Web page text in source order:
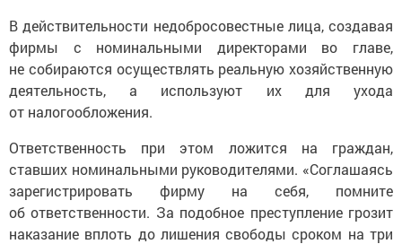
В действительности недобросовестные лица, создавая
фирмы с номинальными директорами во главе,
не собираются осуществлять реальную хозяйственную
деятельность, а используют их для ухода
от налогообложения.
Ответственность при этом ложится на граждан,
ставших номинальными руководителями. «Соглашаясь
зарегистрировать фирму на себя, помните
об ответственности. За подобное преступление грозит
наказание вплоть до лишения свободы сроком на три